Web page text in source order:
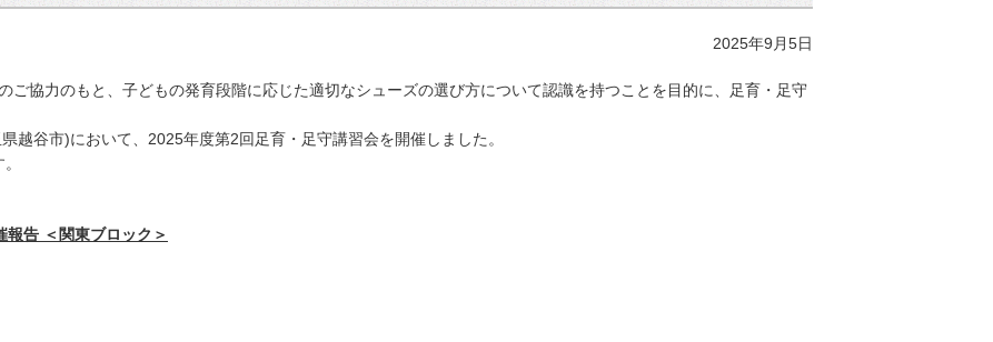
2025年9月5日
協力のもと、子どもの発育段階に応じた適切なシューズの選び方について認識を持つことを目的に、足育・足守
谷市)において、2025年度第2回足育・足守講習会を開催しました。
告 ＜関東ブロック＞